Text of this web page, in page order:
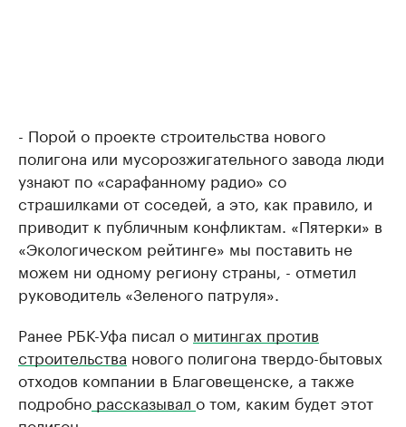
- Порой о проекте строительства нового
полигона или мусорозжигательного завода люди
узнают по «сарафанному радио» со
страшилками от соседей, а это, как правило, и
приводит к публичным конфликтам. «Пятерки» в
«Экологическом рейтинге» мы поставить не
можем ни одному региону страны, - отметил
руководитель «Зеленого патруля».
Ранее РБК-Уфа писал о митингах против
строительства нового полигона твердо-бытовых
отходов компании в Благовещенске, а также
подробно рассказывал о том, каким будет этот